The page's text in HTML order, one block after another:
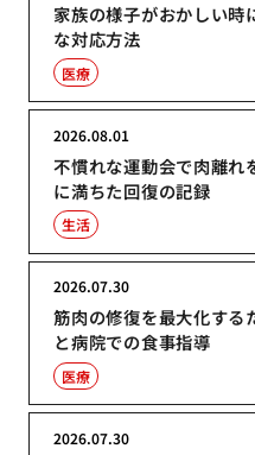
家族の様子がおかしい時
な対応方法
医療
不慣れな運動会で肉離れ
に満ちた回復の記録
2026.08.01
生活
筋肉の修復を最大化する
と病院での食事指導
2026.07.30
医療
2026.07.30